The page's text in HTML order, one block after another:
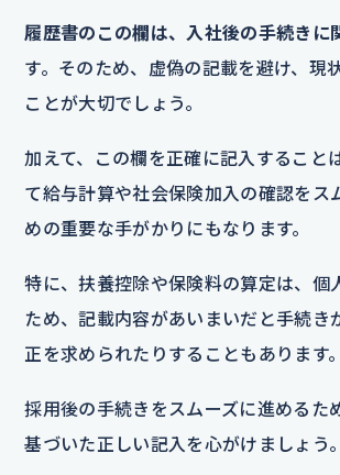
履歴書のこの欄は、入社後の手続きに
す。そのため、虚偽の記載を避け、現
ことが大切でしょう。
加えて、この欄を正確に記入すること
て給与計算や社会保険加入の確認をス
めの重要な手がかりにもなります。
特に、扶養控除や保険料の算定は、個
ため、記載内容があいまいだと手続き
正を求められたりすることもあります。
採用後の手続きをスムーズに進めるた
基づいた正しい記入を心がけましょう。